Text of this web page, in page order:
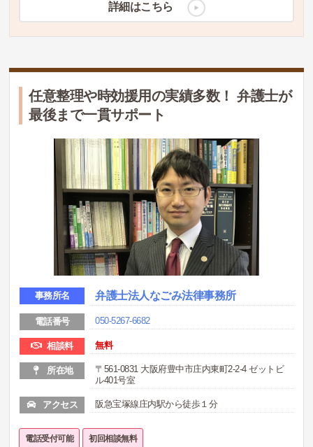
詳細はこちら
任意整理や時効援用の実績多数！ 弁護士が
最後まで一貫サポート
事務所名 弁護士法人なごみ法律事務所
電話番号 050-5267-6682
相談料 無料
所在地
〒561-0831 大阪府豊中市庄内東町2-2-4 ゼットビ
ル401号室
アクセス 阪急宝塚線庄内駅から徒歩１分
電話受付可能 初回相談無料